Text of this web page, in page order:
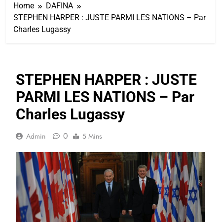
Home
DAFINA
STEPHEN HARPER : JUSTE PARMI LES NATIONS – Par
Charles Lugassy
STEPHEN HARPER : JUSTE
PARMI LES NATIONS – Par
Charles Lugassy
Admin 0 5 Mins